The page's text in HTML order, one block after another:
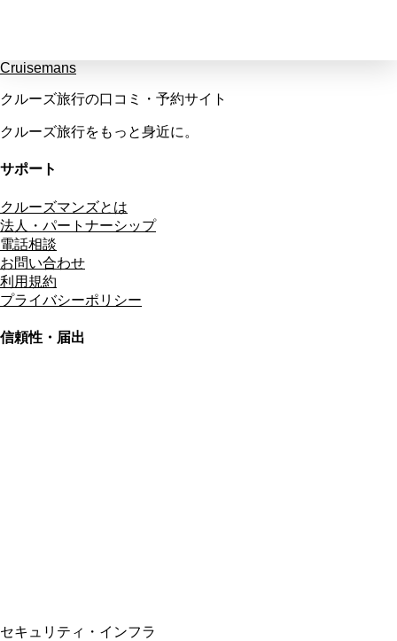
Cruisemans
クルーズ旅行の口コミ・予約サイト
クルーズ旅行をもっと身近に。
サポート
クルーズマンズとは
法人・パートナーシップ
電話相談
お問い合わせ
利用規約
プライバシーポリシー
信頼性・届出
セキュリティ・インフラ